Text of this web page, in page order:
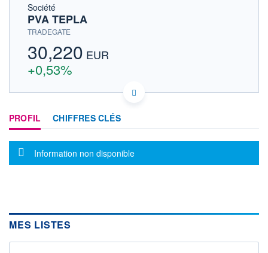
Société
PVA TEPLA
TRADEGATE
30,220 EUR
+0,53%
DE0007461006 TPE
Politique d'exécution
Cotation sur les autres places
29
OUVERTURE CLÔTURE VEILLE
PROFIL CHIFFRES CLÉS
Message d'information
Information non disponible
MES LISTES